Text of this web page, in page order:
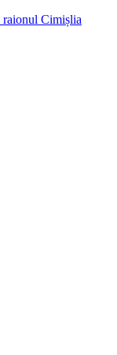
raionul Cimișlia